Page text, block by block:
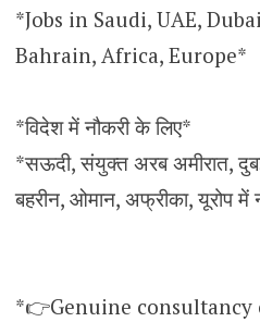
*Jobs in Saudi, UAE,
Bahrain, Africa, Europe*
*विदेश में नौकरी के लिए*
*सऊदी, संयुक्त अरब अमीरात,
बहरीन, ओमान, अफ्रीका, यूरोप में
*👉Genuine consultancy